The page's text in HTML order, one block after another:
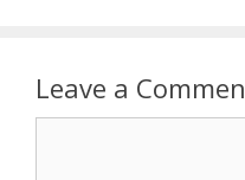
Leave a